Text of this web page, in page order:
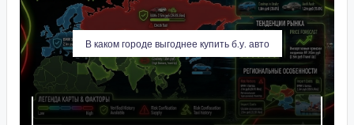
В каком городе выгоднее купить б.у. авто